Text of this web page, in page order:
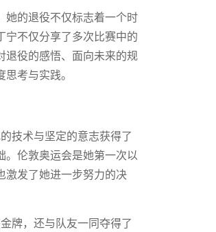
她的退役不仅标志着一个时
宁不仅分享了多次比赛中的
退役的感悟、面向未来的规
考与实践。
技术与坚定的意志获得了
。伦敦奥运会是她第一次以
激发了她进一步努力的决
牌，还与队友一同夺得了